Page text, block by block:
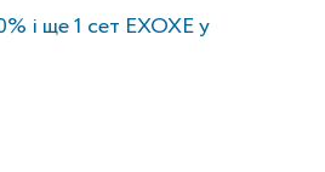
і ще 1 сет EXOXE у